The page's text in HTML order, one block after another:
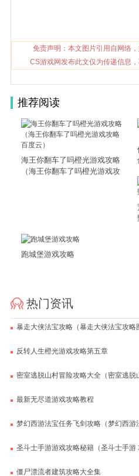
免责声明：本文图片引用自网络
CS游戏网发布此文仅为传递信息
推荐阅读
海王你翻车了吗橙光游戏攻略
（海王你翻车了吗橙光游戏攻
跑城堡游戏攻略
热门资讯
暴走大侠法宝攻略（暴走大侠法宝攻略
反转人生橙光游戏攻略第五章
密室逃脱山村冒险攻略大全（密室逃脱
最新无尽道游戏攻略教程
梦幻西游法宝任务飞剑攻略（梦幻西游
圣斗士手游游戏攻略秘籍（圣斗士手游
僵尸漂流者建筑攻略大全集